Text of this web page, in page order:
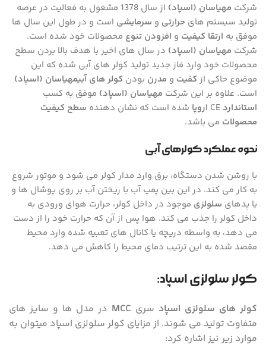
شرکت مهیاسان (اسپاد)
از سال 1378 مشغول به فعالیت در عرصه
تولید سیستم های حرارتی و سرمایشی است و در طول این سال ها
موفق به ارتقا کیفیت و افزودن تنوع محصولات خود شده است.
شرکت مهیاسان (اسپاد) در سال های اخیر با هدف بالا بردن سطح
محصولات خود وارد فاز جدید تولید کولر های آبی شده که این
موضوع حاکی از کفیت و مدرن بودن کولر های آبیمهیاسان (اسپاد)
است. علاوه بر این شرکت مهیاسان (اسپاد) موفق به کسب
استانداردCE اروپا شده است که نشان دهنده سطح کیفیت
محصولات می باشد.
نحوه عملکرد کولرهای آبی
با روشن شدن دستگاه، برق وارد مدار کولر می شود و موتور شروع
به کار می کند. در این بین پمپ آب با ریختن آب بر روی پوشال ها و
یا پدهای سلولزی موجود در داخل کولر، حرارت هوای ورودی به
داخل کولر را جذب می کند. هوا پس از آن که حرارت خود را از دست
می دهد، به واسطه دریچه یا کانال های تعبیه شده وارد محیط
مقصد شده به این ترتیب دمای محیط را کاهش می دهد.
کولر سلولزی اسپاد:
کولر های سلولزی اسپاد سری MCC در مدل ها و سایز های
متفاوت تولید می شوند. از مزایای کولر سلولزی اسپاد میتوان به
موارد زیر نیز اشاره کرد: